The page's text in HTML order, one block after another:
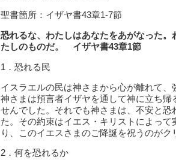
聖書箇所：イザヤ書43章1-7節
恐れるな、わたしはあなたをあがなった
たしのものだ。 イザヤ書43章1節
1 ．恐れる民
イスラエルの民は神さまから心が離れて、
神さまは預言者イザヤを通して神に立ち
せんでした。それでも神さまは、不安と
た。その約束はイエス・キリストによっ
り、このイエスさまのご降誕を祝うのがク
2 ．何を恐れるか